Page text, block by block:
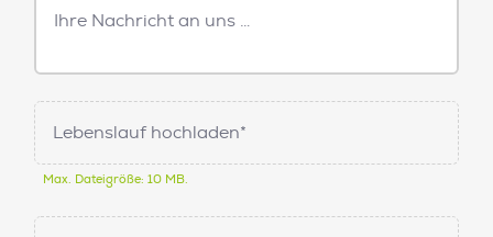
Nachricht
Lebenslauf hochladen*
Max. Dateigröße: 10 MB.